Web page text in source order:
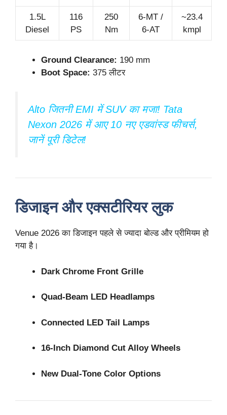
1.5L
Diesel
116
PS
250
Nm
6-MT /
6-AT
~23.4
kmpl
Ground Clearance: 190 mm
Boot Space: 375 लीटर
Alto जितनी EMI में SUV का मजा! Tata
Nexon 2026 में आए 10 नए एडवांस्ड फीचर्स,
जानें पूरी डिटेल!
डिजाइन और एक्सटीरियर लुक
Venue 2026 का डिजाइन पहले से ज्यादा बोल्ड और प्रीमियम हो
गया है।
Dark Chrome Front Grille
Quad-Beam LED Headlamps
Connected LED Tail Lamps
16-Inch Diamond Cut Alloy Wheels
New Dual-Tone Color Options